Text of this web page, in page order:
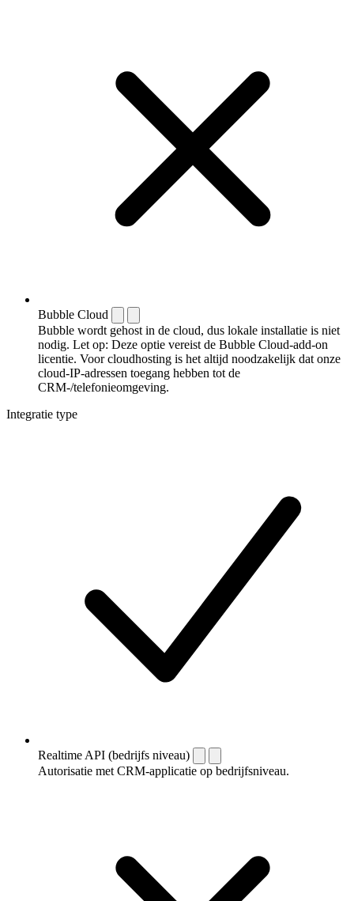
Bubble Cloud
Bubble wordt gehost in de cloud, dus lokale installatie is niet
nodig. Let op: Deze optie vereist de Bubble Cloud-add-on
licentie. Voor cloudhosting is het altijd noodzakelijk dat onze
cloud-IP-adressen toegang hebben tot de
CRM-/telefonieomgeving.
Integratie type
Realtime API (bedrijfs niveau)
Autorisatie met CRM-applicatie op bedrijfsniveau.